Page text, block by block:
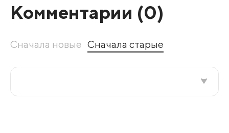
Комментарии (0)
Сначала новые Сначала старые